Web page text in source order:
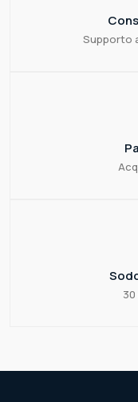
Supporto